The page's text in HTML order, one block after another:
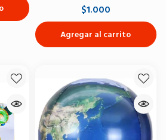
$1.000
Agregar al carrito